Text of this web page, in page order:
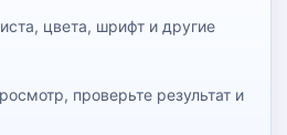
цвета, шрифт и другие
проверьте результат и